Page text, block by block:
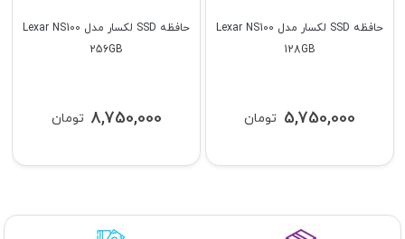
حافظه SSD لکسار مدل Lexar NS100
256GB
تومان 8,750,000
حافظه SSD لکسار مدل Lexar NS100
128GB
تومان 5,750,000